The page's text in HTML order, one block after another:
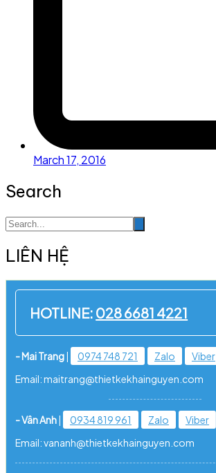
March 17, 2016
Search
LIÊN HỆ
HOTLINE: 028 6681 4221
- Mai Trang| 0974 748 721 Zalo
Viber
Email: maitrang@thietkekhainguyen.com
- Vân Anh| 0934 819 961 Zalo
Viber
Email: vananh@thietkekhainguyen.com